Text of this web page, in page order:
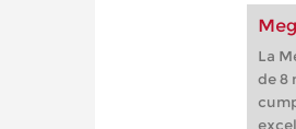
La
de 8